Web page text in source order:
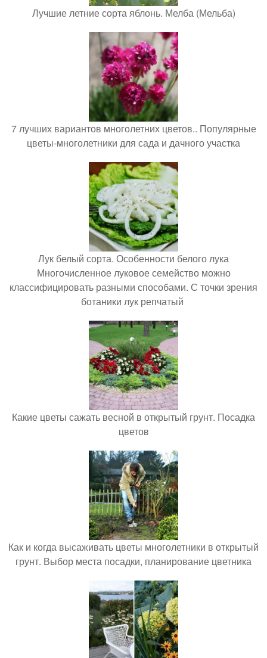
Лучшие летние сорта яблонь. Мелба (Мельба)
7 лучших вариантов многолетних цветов.. Популярные
цветы-многолетники для сада и дачного участка
Лук белый сорта. Особенности белого лука
Многочисленное луковое семейство можно
классифицировать разными способами. С точки зрения
ботаники лук репчатый
Какие цветы сажать весной в открытый грунт. Посадка
цветов
Как и когда высаживать цветы многолетники в открытый
грунт. Выбор места посадки, планирование цветника